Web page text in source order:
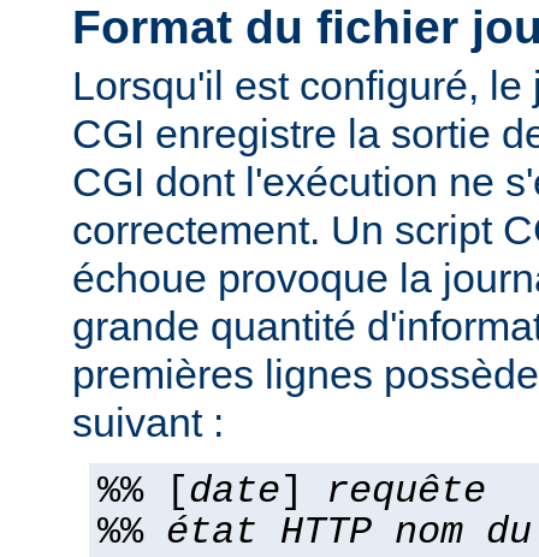
Format du fichier
Lorsqu'il est configuré,
CGI enregistre la sortie
CGI dont l'exécution ne
correctement. Un script
échoue provoque la
grande quantité
premières lignes
suivant :
%% [date] requête
%% état HTTP nom